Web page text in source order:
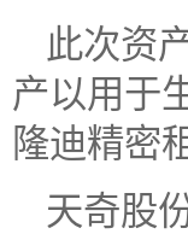
此次资
产以用于
隆迪精密
天奇股